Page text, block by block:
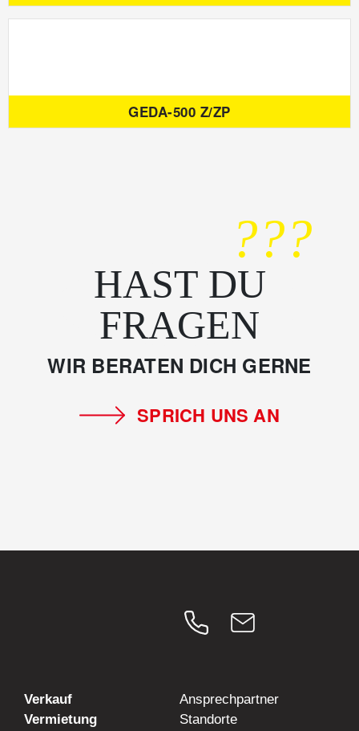
GEDA-500 Z/ZP
???
HAST DU
FRAGEN
WIR BERATEN DICH GERNE
SPRICH UNS AN
Verkauf
Vermietung
Ansprechpartner
Standorte